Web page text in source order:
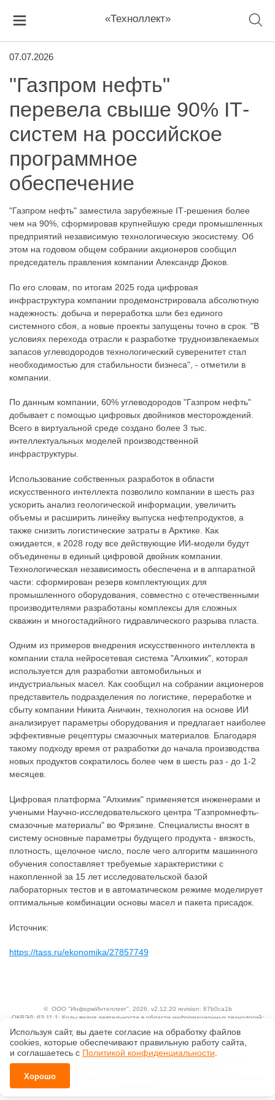
«Техноллект»
07.07.2026
"Газпром нефть"
перевела свыше 90% IТ-
систем на российское
программное
обеспечение
"Газпром нефть" заместила зарубежные IТ-решения более
чем на 90%, сформировав крупнейшую среди промышленных
предприятий независимую технологическую экосистему. Об
этом на годовом общем собрании акционеров сообщил
председатель правления компании Александр Дюков.
По его словам, по итогам 2025 года цифровая
инфраструктура компании продемонстрировала абсолютную
надежность: добыча и переработка шли без единого
системного сбоя, а новые проекты запущены точно в срок. "В
условиях перехода отрасли к разработке трудноизвлекаемых
запасов углеводородов технологический суверенитет стал
необходимостью для стабильности бизнеса", - отметили в
компании.
По данным компании, 60% углеводородов "Газпром нефть"
добывает с помощью цифровых двойников месторождений.
Всего в виртуальной среде создано более 3 тыс.
интеллектуальных моделей производственной
инфраструктуры.
Использование собственных разработок в области
искусственного интеллекта позволило компании в шесть раз
ускорить анализ геологической информации, увеличить
объемы и расширить линейку выпуска нефтепродуктов, а
также снизить логистические затраты в Арктике. Как
ожидается, к 2028 году все действующие ИИ-модели будут
объединены в единый цифровой двойник компании.
Технологическая независимость обеспечена и в аппаратной
части: сформирован резерв комплектующих для
промышленного оборудования, совместно с отечественными
производителями разработаны комплексы для сложных
скважин и многостадийного гидравлического разрыва пласта.
Одним из примеров внедрения искусственного интеллекта в
компании стала нейросетевая система "Алхимик", которая
используется для разработки автомобильных и
индустриальных масел. Как сообщил на собрании акционеров
представитель подразделения по логистике, переработке и
сбыту компании Никита Аничкин, технология на основе ИИ
анализирует параметры оборудования и предлагает наиболее
эффективные рецептуры смазочных материалов. Благодаря
такому подходу время от разработки до начала производства
новых продуктов сократилось более чем в шесть раз - до 1-2
месяцев.
Цифровая платформа "Алхимик" применяется инженерами и
учеными Научно-исследовательского центра "Газпромнефть-
смазочные материалы" во Фрязине. Специалисты вносят в
систему основные параметры будущего продукта - вязкость,
плотность, щелочное число, после чего алгоритм машинного
обучения сопоставляет требуемые характеристики с
накопленной за 15 лет исследовательской базой
лабораторных тестов и в автоматическом режиме моделирует
оптимальные комбинации основы масел и пакета присадок.
Источник:
https://tass.ru/ekonomika/27857749
© ООО "ИнформИнтеллект" , 2026, v2.12.20 revision: 67b0ca1b
ОКВЭД: 63.11.1, Коды видов деятельности в области информационных технологий:
Ценовая политика
Технологии
Справка о регистрации продуктов АО «Кодекс» в Реестре российского программного
Используя сайт, вы даете согласие на обработку файлов
сооkiеs, которые обеспечивают правильную работу сайта,
и соглашаетесь с Политикой конфиденциальности
Хорошо